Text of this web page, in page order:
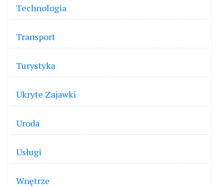
Technologia
Transport
Turystyka
Ukryte Zajawki
Uroda
Usługi
Wnętrze